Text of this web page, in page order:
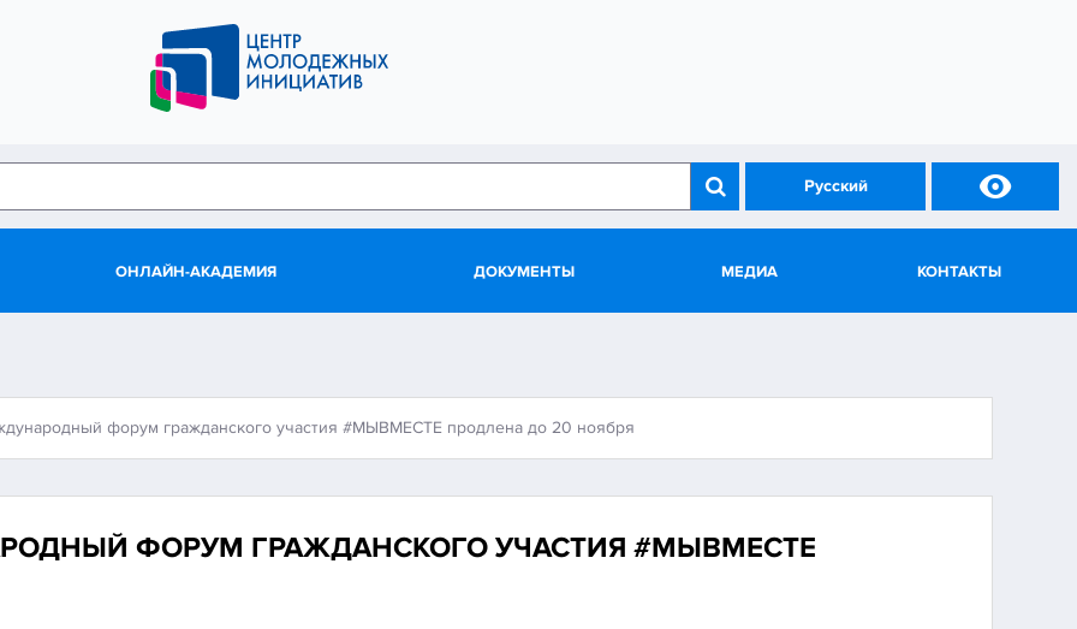
Русский 
ОНЛАЙН-АКАДЕМИЯ ДОКУМЕНТЫ МЕДИА КОНТАКТЫ
форум гражданского участия #МЫВМЕСТЕ продлена до 20 ноября
ФОРУМ ГРАЖДАНСКОГО УЧАСТИЯ #МЫВМЕСТЕ